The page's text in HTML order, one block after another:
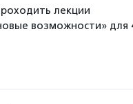
лекции
возможности» для